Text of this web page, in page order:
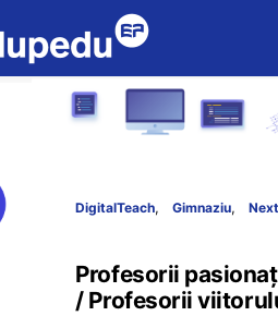
DigitalTeach Gimnaziu
Profesorii
/ Profesorii